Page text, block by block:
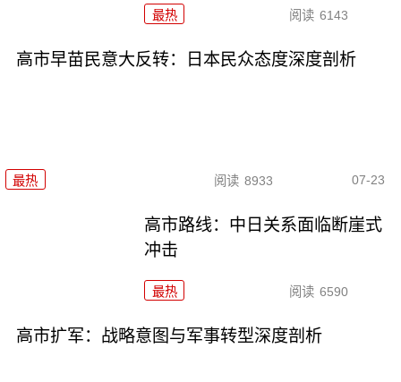
最热 阅读 6143
高市早苗民意大反转：日本民众态度深度剖析
最热 阅读 8933 07-23
高市路线：中日关系面临断崖式
冲击
最热 阅读 6590
高市扩军：战略意图与军事转型深度剖析